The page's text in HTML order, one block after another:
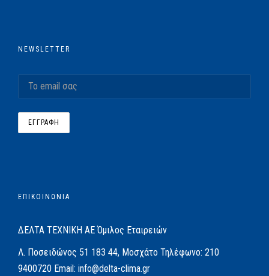
NEWSLETTER
ΕΠΙΚΟΙΝΩΝΙΑ
ΔΕΛΤΑ ΤΕΧΝΙΚΗ ΑΕΌμιλος Εταιρειών
Λ. Ποσειδώνος 51 183 44, Μοσχάτο Τηλέφωνο: 210
9400720 Email: info@delta-clima.gr